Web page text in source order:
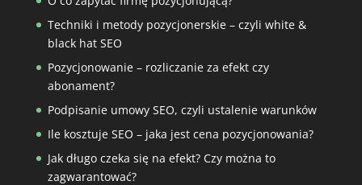
Techniki i metody pozycjonerskie – czyli white &
black hat SEO
Pozycjonowanie – rozliczanie za efekt czy
abonament?
Podpisanie umowy SEO, czyli ustalenie warunków
Ile kosztuje SEO – jaka jest cena pozycjonowania?
Jak długo czeka się na efekt? Czy można to
zagwarantować?